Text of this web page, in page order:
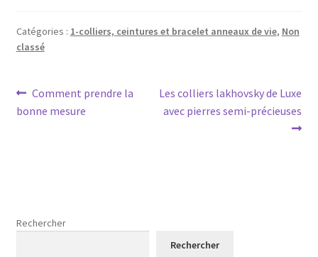
Catégories : 1-colliers, ceintures et bracelet anneaux de vie, Non
classé
Navigation
de
Article
précédent :
Comment prendre la
bonne mesure
Article
suivant :
Les colliers lakhovsky de Luxe
avec pierres semi-précieuses
Rechercher
Rechercher